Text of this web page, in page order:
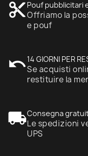
content_cut Pouf pubblicitari
Offriamo la
e pouf
undo14 GIORNI PER
Se acquisti
restituire la
local_shippingConsegna
Le spedizioni
UPS